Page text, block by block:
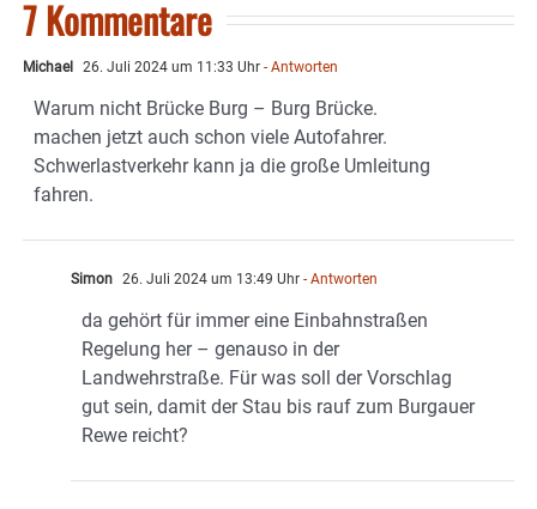
7 Kommentare
Michael 26. Juli 2024 um 11:33 Uhr - Antworten
Warum nicht Brücke Burg – Burg Brücke.
machen jetzt auch schon viele Autofahrer.
Schwerlastverkehr kann ja die große Umleitung
fahren.
Simon 26. Juli 2024 um 13:49 Uhr - Antworten
da gehört für immer eine Einbahnstraßen
Regelung her – genauso in der
Landwehrstraße. Für was soll der Vorschlag
gut sein, damit der Stau bis rauf zum Burgauer
Rewe reicht?